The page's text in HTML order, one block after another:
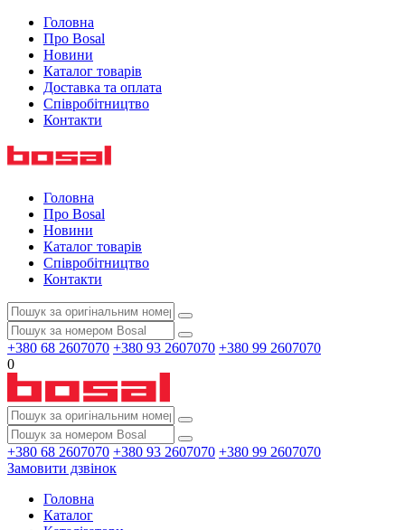
Головна
Про Bosal
Новини
Каталог товарів
Доставка та оплата
Співробітництво
Контакти
Головна
Про Bosal
Новини
Каталог товарів
Співробітництво
Контакти
+380 68 2607070 +380 93 2607070 +380 99 2607070
0
+380 68 2607070 +380 93 2607070 +380 99 2607070
Замовити дзвінок
Головна
Каталог